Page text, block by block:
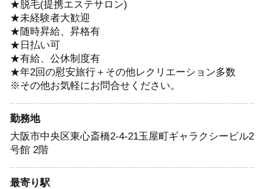
★脱毛(提携エステサロン)
★未経験者大歓迎
★随時昇給、昇格有
★日払い可
★有給、公休制度有
★年2回の慰安旅行＋その他レクリエーション多数
※その他お気軽にお問合せください。
勤務地
大阪市中央区東心斎橋2-4-21玉屋町ギャラクシービル2
号館 2階
最寄り駅